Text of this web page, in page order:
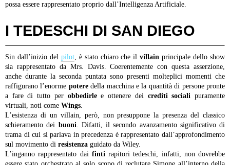
possa essere rappresentato proprio dall’Intelligenza Artificiale.
I TEDESCHI DI SAN DIEGO
Sin dall’inizio del pilot, è stato chiaro che ilvillain principale dello show
sia rappresentato da Mrs. Davis. Coerentemente con questa asserzione,
anche durante la seconda puntata sono presenti molteplici momenti che
raffigurano l’enorme poteredella macchina e la quantità di persone pronte
a fare di tutto per obbedirlee ottenere dei crediti sociali puramente
virtuali, noti come Wings.
L’esistenza di un villain, però, non presuppone la presenza del classico
schieramento dei buoni. Difatti, il secondo avanzamento significativo di
trama di cui si parlava in precedenza è rappresentato dall’approfondimento
sul movimento di resistenza guidato da Wiley.
L’inganno rappresentato dai fintirapitori tedeschi, infatti, non dovrebbe